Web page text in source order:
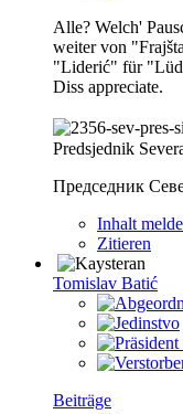
Alle? Welch'
weiter von
"Liderić" für
Diss appreciate.
Predsjednik
Председник
Inhalt
Zitieren
Tomislav Batić
Beiträge